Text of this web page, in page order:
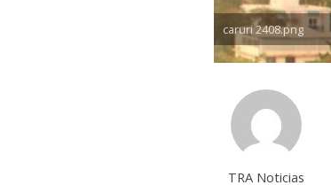
caruri 2408.png
TRA Noticias